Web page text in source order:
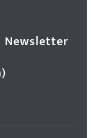
Newsletter